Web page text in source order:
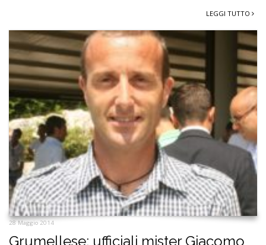
LEGGI TUTTO
28 Maggio 2014
Grumellese: ufficiali mister Giacomo